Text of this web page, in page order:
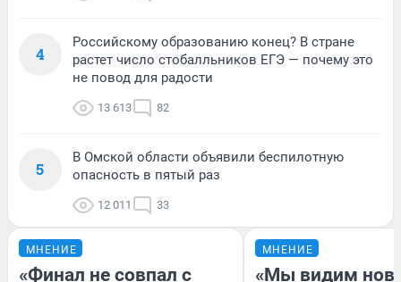
4
Российскому образованию конец? В стране
растет число стобалльников ЕГЭ — почему это
не повод для радости
13 613 82
5
В Омской области объявили беспилотную
опасность в пятый раз
12 011 33
МНЕНИЕ
«Финал не совпал с
МНЕНИЕ
«Мы видим